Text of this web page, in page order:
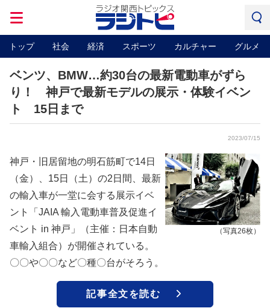
トップ 社会 経済 スポーツ カルチャー グルメ
ベンツ、BMW…約30台の最新電動車がずら
り！ 神戸で最新モデルの展示・体験イベン
ト 15日まで
2023/07/15
（写真26枚）
神戸・旧居留地の明石筋町で14日
（金）、15日（土）の2日間、最新
の輸入車が一堂に会する展示イベ
ント「JAIA 輸入電動車普及促進イ
ベント in 神戸」（主催：日本自動
車輸入組合）が開催されている。
〇〇や〇〇など〇種〇台がそろう。
記事全文を読む